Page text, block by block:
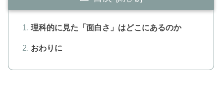
理科的に見た「面白さ」はどこにあるのか
おわりに